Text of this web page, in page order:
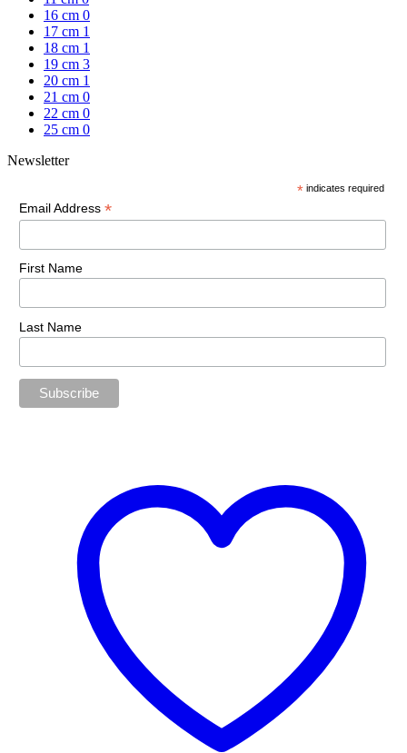
16 cm 0
17 cm 1
18 cm 1
19 cm 3
20 cm 1
21 cm 0
22 cm 0
25 cm 0
Newsletter
* indicates required
Email Address *
First Name
Last Name